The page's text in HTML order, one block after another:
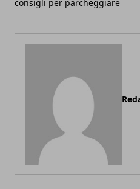
consigli per parcheggiare